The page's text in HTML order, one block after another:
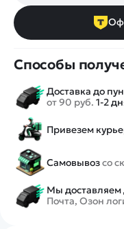
Способы
Доставка до
от 90 руб. 1-2
Привезем
Самовывозсо
Мы доставляем
Почта, Озон
Запчасти для